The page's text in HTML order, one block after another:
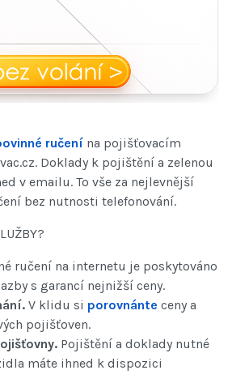
ručení na pojišťovacím
Doklady k pojištění a zelenou
v emailu. To vše za nejlevnější
bez nutnosti telefonování.
ručení na internetu je poskytováno
s garancí nejnižší ceny.
V klidu si porovnánte ceny a
pojišťoven.
Pojištění a doklady nutné
máte ihned k dispozici